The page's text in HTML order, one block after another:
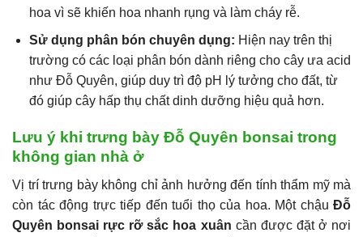
hoa vì sẽ khiến hoa nhanh rụng và làm cháy rễ.
Sử dụng phân bón chuyên dụng: Hiện nay trên thị
trường có các loại phân bón dành riêng cho cây ưa acid
như Đỗ Quyên, giúp duy trì độ pH lý tưởng cho đất, từ
đó giúp cây hấp thụ chất dinh dưỡng hiệu quả hơn.
Lưu ý khi trưng bày Đỗ Quyên bonsai trong
không gian nhà ở
Vị trí trưng bày không chỉ ảnh hưởng đến tính thẩm mỹ mà
còn tác động trực tiếp đến tuổi thọ của hoa. Một chậu Đỗ
Quyên bonsai rực rỡ sắc hoa xuân cần được đặt ở nơi